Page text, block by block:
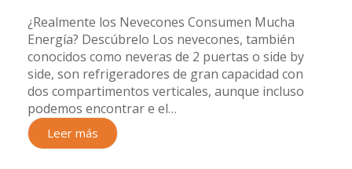
¿Realmente los Nevecones Consumen Mucha
Energía? Descúbrelo​ Los nevecones, también
conocidos como neveras de 2 puertas o side by
side, son refrigeradores de gran capacidad con
dos compartimentos verticales, aunque incluso
podemos encontrar e el…
Leer más